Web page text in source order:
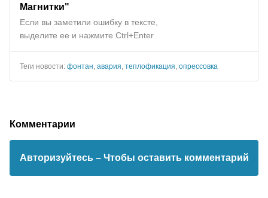
Магнитки"
Если вы заметили ошибку в тексте,
выделите ее и нажмите Ctrl+Enter
Теги новости: фонтан авария теплофикация опрессовка
Комментарии
Авторизуйтесь – Чтобы оставить комментарий